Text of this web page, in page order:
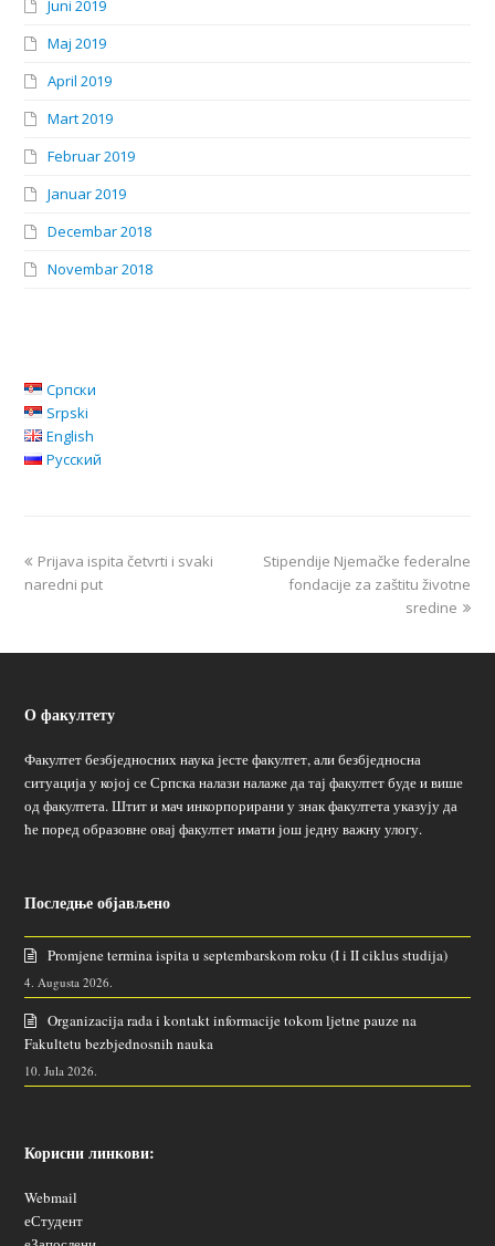
Juni 2019
Maj 2019
April 2019
Mart 2019
Februar 2019
Januar 2019
Decembar 2018
Novembar 2018
Српски
Srpski
English
Русский
Prijava ispita četvrti i svaki
naredni put
Stipendije Njemačke federalne
fondacije za zaštitu životne
sredine
О факултету
Факултет безбједносних наука јесте факултет, али безбједносна
ситуација у којој се Српска налази налаже да тај факултет буде и више
од факултета. Штит и мач инкорпорирани у знак факултета указују да
ће поред образовне овај факултет имати још једну важну улогу.
Последње објављено
Promjene termina ispita u septembarskom roku (I i II ciklus studija)
4. Augusta 2026.
Organizacija rada i kontakt informacije tokom ljetne pauze na
Fakultetu bezbjednosnih nauka
10. Jula 2026.
Корисни линкови:
Webmail
еСтудент